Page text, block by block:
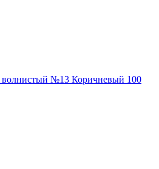
волнистый №13 Коричневый 100